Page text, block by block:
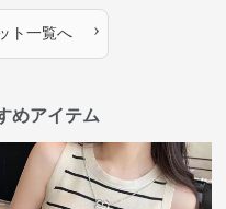
ト 一覧へ ›
めアイテム